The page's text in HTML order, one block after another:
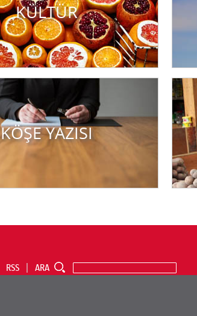
KÜLTÜR
KÖŞE YAZISI
RSS ARA